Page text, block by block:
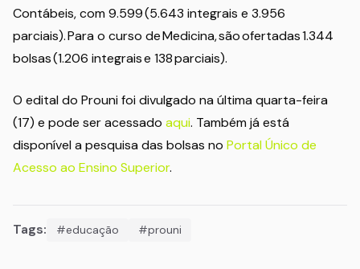
Contábeis, com 9.599 (5.643 integrais e 3.956
parciais). Para o curso de Medicina, são ofertadas 1.344
bolsas (1.206 integrais e 138 parciais).
O edital do Prouni foi divulgado na última quarta-feira
(17) e pode ser acessado aqui. Também já está
disponível a pesquisa das bolsas no Portal Único de
Acesso ao Ensino Superior.
Tags: #educação #prouni